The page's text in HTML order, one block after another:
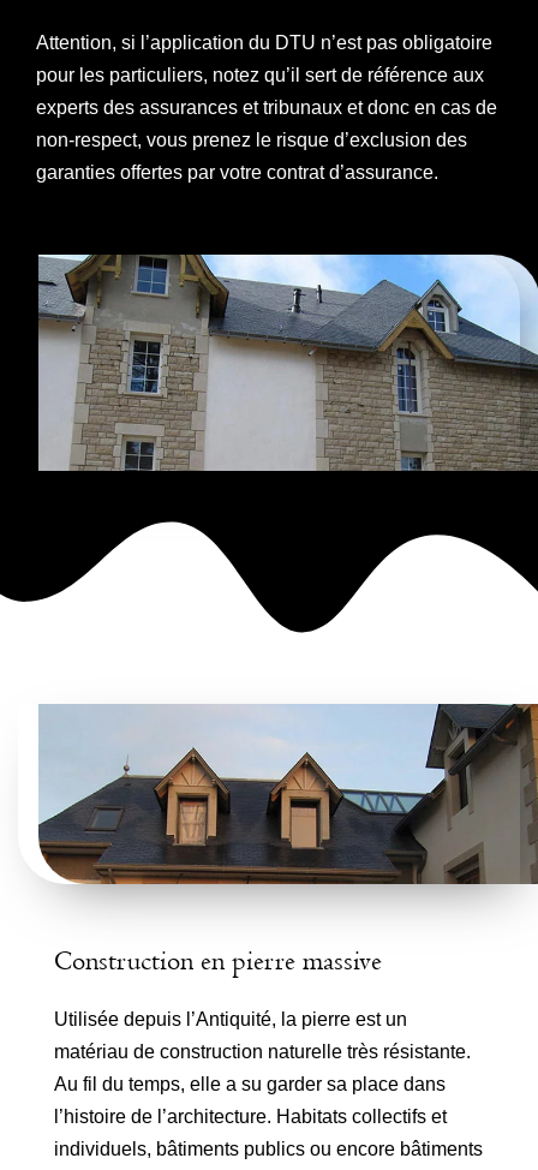
Attention, si l’application du DTU n’est pas obligatoire
pour les particuliers, notez qu’il sert de référence aux
experts des assurances et tribunaux et donc en cas de
non-respect, vous prenez le risque d’exclusion des
garanties offertes par votre contrat d’assurance.
Construction en pierre massive
Utilisée depuis l’Antiquité, la pierre est un
matériau de construction naturelle très résistante.
Au fil du temps, elle a su garder sa place dans
l’histoire de l’architecture. Habitats collectifs et
individuels, bâtiments publics ou encore bâtiments